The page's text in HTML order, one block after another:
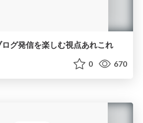
ログ発信を楽しむ視点あれこれ
0 670